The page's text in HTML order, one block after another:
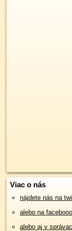
Viac o nás
nájdete nás na
alebo na
alebo aj v